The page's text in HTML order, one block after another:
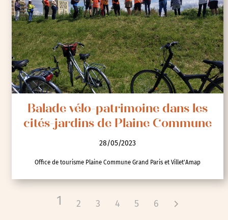
Balade vélo-patrimoine dans les
cités-jardins de Plaine Commune
28/05/2023
Office de tourisme Plaine Commune Grand Paris et Villet'Amap
1 2 3 4 5 6